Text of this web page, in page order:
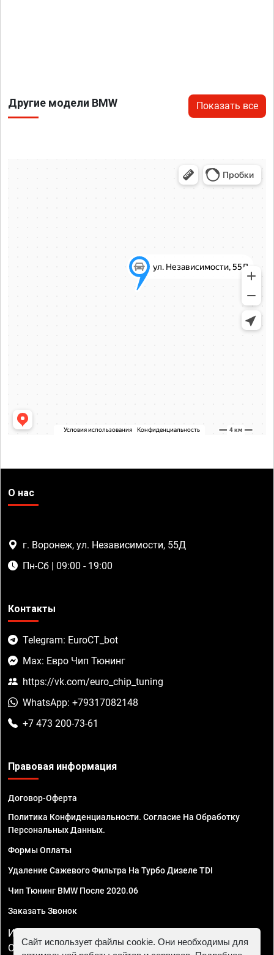
Другие модели BMW Показать все
О нас
г. Воронеж, ул. Независимости, 55Д
Пн-Сб | 09:00 - 19:00
Контакты
Telegram: EuroCT_bot
Max: Евро Чип Тюнинг
https://vk.com/euro_chip_tuning
WhatsApp: +79317082148
+7 473 200-73-61
Правовая информация
Договор-Оферта
Политика Конфиденциальности. Согласие На Обработку
Персональных Данных.
Формы Оплаты
Удаление Сажевого Фильтра На Турбо Дизеле TDI
Чип Тюнинг BMW После 2020.06
Заказать Звонок
ИП Смирнов Георгий Павлович. ИНН 781302555843,
ОГРНИП 324470400032610
Сайт использует файлы cookie. Они необходимы для